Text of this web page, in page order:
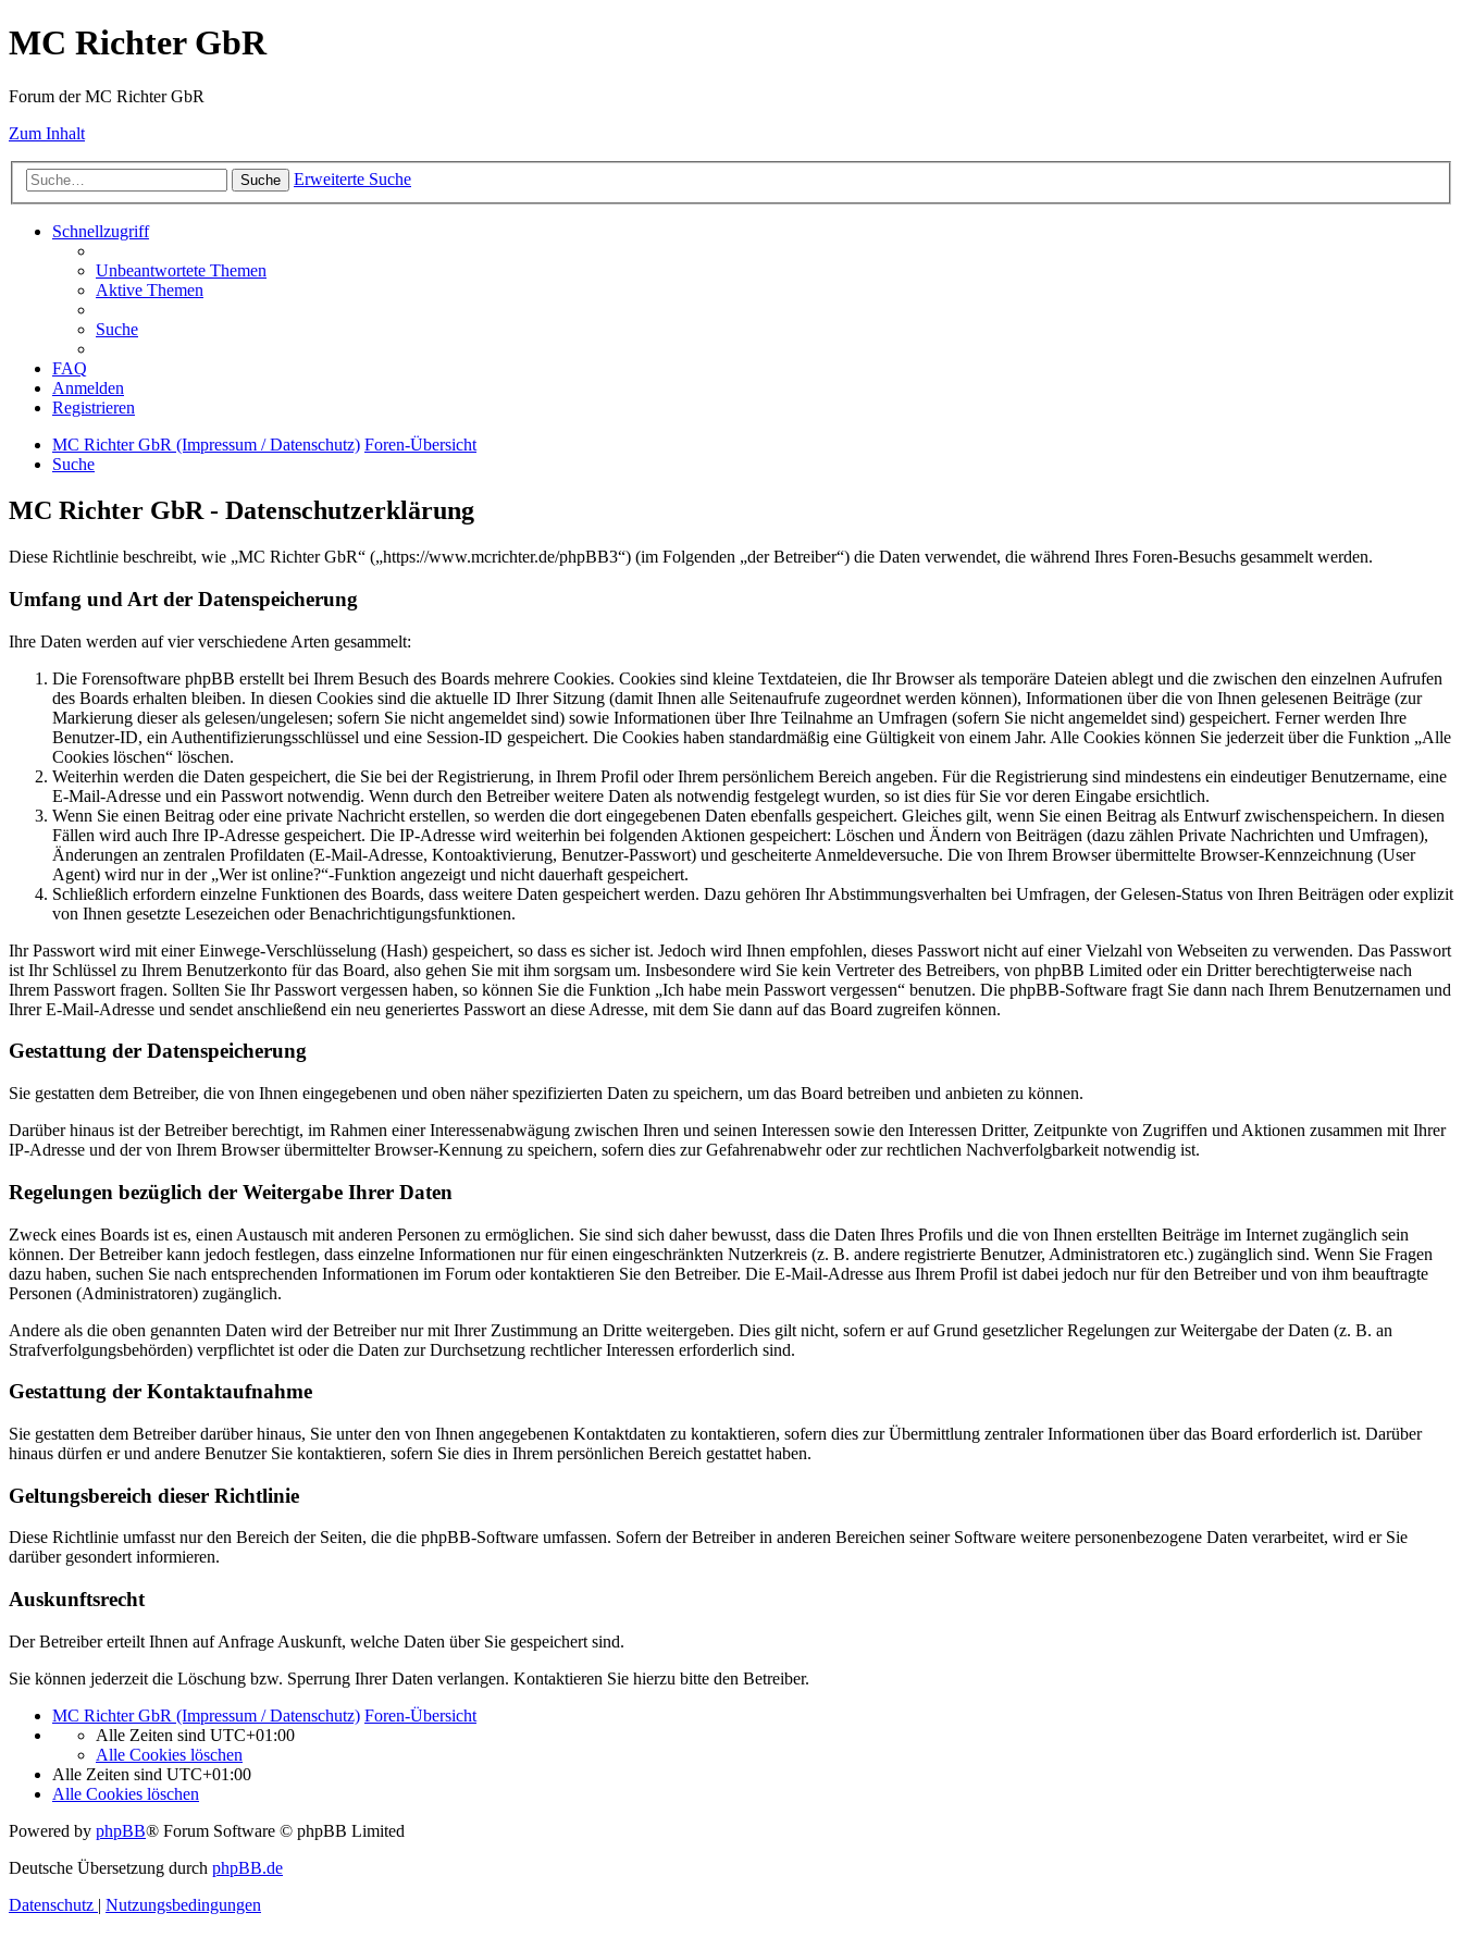
MC Richter GbR
Forum der MC Richter GbR
Zum Inhalt
Suche Erweiterte Suche
Schnellzugriff
Unbeantwortete Themen
Aktive Themen
Suche
FAQ
Anmelden
Registrieren
MC Richter GbR (Impressum / Datenschutz) Foren-Übersicht
Suche
MC Richter GbR - Datenschutzerklärung
Diese Richtlinie beschreibt, wie „MC Richter GbR“ („https://www.mcrichter.de/phpBB3“) (im Folgenden „der Betreiber“) die Daten verwendet, die während Ihres Foren-Besuchs gesammelt werden.
Umfang und Art der Datenspeicherung
Ihre Daten werden auf vier verschiedene Arten gesammelt:
Die Forensoftware phpBB erstellt bei Ihrem Besuch des Boards mehrere Cookies. Cookies sind kleine Textdateien, die Ihr Browser als temporäre Dateien ablegt und die zwischen den einzelnen Aufrufen
des Boards erhalten bleiben. In diesen Cookies sind die aktuelle ID Ihrer Sitzung (damit Ihnen alle Seitenaufrufe zugeordnet werden können), Informationen über die von Ihnen gelesenen Beiträge (zur
Markierung dieser als gelesen/ungelesen; sofern Sie nicht angemeldet sind) sowie Informationen über Ihre Teilnahme an Umfragen (sofern Sie nicht angemeldet sind) gespeichert. Ferner werden Ihre
Benutzer-ID, ein Authentifizierungsschlüssel und eine Session-ID gespeichert. Die Cookies haben standardmäßig eine Gültigkeit von einem Jahr. Alle Cookies können Sie jederzeit über die Funktion „Alle
Cookies löschen“ löschen.
Weiterhin werden die Daten gespeichert, die Sie bei der Registrierung, in Ihrem Profil oder Ihrem persönlichem Bereich angeben. Für die Registrierung sind mindestens ein eindeutiger Benutzername, eine
E-Mail-Adresse und ein Passwort notwendig. Wenn durch den Betreiber weitere Daten als notwendig festgelegt wurden, so ist dies für Sie vor deren Eingabe ersichtlich.
Wenn Sie einen Beitrag oder eine private Nachricht erstellen, so werden die dort eingegebenen Daten ebenfalls gespeichert. Gleiches gilt, wenn Sie einen Beitrag als Entwurf zwischenspeichern. In diesen
Fällen wird auch Ihre IP-Adresse gespeichert. Die IP-Adresse wird weiterhin bei folgenden Aktionen gespeichert: Löschen und Ändern von Beiträgen (dazu zählen Private Nachrichten und Umfragen),
Änderungen an zentralen Profildaten (E-Mail-Adresse, Kontoaktivierung, Benutzer-Passwort) und gescheiterte Anmeldeversuche. Die von Ihrem Browser übermittelte Browser-Kennzeichnung (User
Agent) wird nur in der „Wer ist online?“-Funktion angezeigt und nicht dauerhaft gespeichert.
Schließlich erfordern einzelne Funktionen des Boards, dass weitere Daten gespeichert werden. Dazu gehören Ihr Abstimmungsverhalten bei Umfragen, der Gelesen-Status von Ihren Beiträgen oder explizit
von Ihnen gesetzte Lesezeichen oder Benachrichtigungsfunktionen.
Ihr Passwort wird mit einer Einwege-Verschlüsselung (Hash) gespeichert, so dass es sicher ist. Jedoch wird Ihnen empfohlen, dieses Passwort nicht auf einer Vielzahl von Webseiten zu verwenden. Das Passwort
ist Ihr Schlüssel zu Ihrem Benutzerkonto für das Board, also gehen Sie mit ihm sorgsam um. Insbesondere wird Sie kein Vertreter des Betreibers, von phpBB Limited oder ein Dritter berechtigterweise nach
Ihrem Passwort fragen. Sollten Sie Ihr Passwort vergessen haben, so können Sie die Funktion „Ich habe mein Passwort vergessen“ benutzen. Die phpBB-Software fragt Sie dann nach Ihrem Benutzernamen und
Ihrer E-Mail-Adresse und sendet anschließend ein neu generiertes Passwort an diese Adresse, mit dem Sie dann auf das Board zugreifen können.
Gestattung der Datenspeicherung
Sie gestatten dem Betreiber, die von Ihnen eingegebenen und oben näher spezifizierten Daten zu speichern, um das Board betreiben und anbieten zu können.
Darüber hinaus ist der Betreiber berechtigt, im Rahmen einer Interessenabwägung zwischen Ihren und seinen Interessen sowie den Interessen Dritter, Zeitpunkte von Zugriffen und Aktionen zusammen mit Ihrer
IP-Adresse und der von Ihrem Browser übermittelter Browser-Kennung zu speichern, sofern dies zur Gefahrenabwehr oder zur rechtlichen Nachverfolgbarkeit notwendig ist.
Regelungen bezüglich der Weitergabe Ihrer Daten
Zweck eines Boards ist es, einen Austausch mit anderen Personen zu ermöglichen. Sie sind sich daher bewusst, dass die Daten Ihres Profils und die von Ihnen erstellten Beiträge im Internet zugänglich sein
können. Der Betreiber kann jedoch festlegen, dass einzelne Informationen nur für einen eingeschränkten Nutzerkreis (z. B. andere registrierte Benutzer, Administratoren etc.) zugänglich sind. Wenn Sie Fragen
dazu haben, suchen Sie nach entsprechenden Informationen im Forum oder kontaktieren Sie den Betreiber. Die E-Mail-Adresse aus Ihrem Profil ist dabei jedoch nur für den Betreiber und von ihm beauftragte
Personen (Administratoren) zugänglich.
Andere als die oben genannten Daten wird der Betreiber nur mit Ihrer Zustimmung an Dritte weitergeben. Dies gilt nicht, sofern er auf Grund gesetzlicher Regelungen zur Weitergabe der Daten (z. B. an
Strafverfolgungsbehörden) verpflichtet ist oder die Daten zur Durchsetzung rechtlicher Interessen erforderlich sind.
Gestattung der Kontaktaufnahme
Sie gestatten dem Betreiber darüber hinaus, Sie unter den von Ihnen angegebenen Kontaktdaten zu kontaktieren, sofern dies zur Übermittlung zentraler Informationen über das Board erforderlich ist. Darüber
hinaus dürfen er und andere Benutzer Sie kontaktieren, sofern Sie dies in Ihrem persönlichen Bereich gestattet haben.
Geltungsbereich dieser Richtlinie
Diese Richtlinie umfasst nur den Bereich der Seiten, die die phpBB-Software umfassen. Sofern der Betreiber in anderen Bereichen seiner Software weitere personenbezogene Daten verarbeitet, wird er Sie
darüber gesondert informieren.
Auskunftsrecht
Der Betreiber erteilt Ihnen auf Anfrage Auskunft, welche Daten über Sie gespeichert sind.
Sie können jederzeit die Löschung bzw. Sperrung Ihrer Daten verlangen. Kontaktieren Sie hierzu bitte den Betreiber.
MC Richter GbR (Impressum / Datenschutz) Foren-Übersicht
Alle Zeiten sind UTC+01:00
Alle Cookies löschen
Alle Zeiten sind UTC+01:00
Alle Cookies löschen
Powered by phpBB® Forum Software © phpBB Limited
Deutsche Übersetzung durch phpBB.de
Datenschutz | Nutzungsbedingungen